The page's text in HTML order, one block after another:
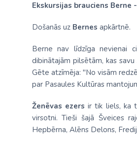
Ekskursijas brauciens Berne
Došanās uz Bernes apkārtnē.
Berne nav līdzīga nevienai
dibinātajām pilsētām, kas
Gēte atzīmēja: "No visām
par Pasaules Kultūras
Ženēvas ezers ir tik liels, ka
virsotni. Tieši šajā Šveices
Hepbērna, Alēns Delons,